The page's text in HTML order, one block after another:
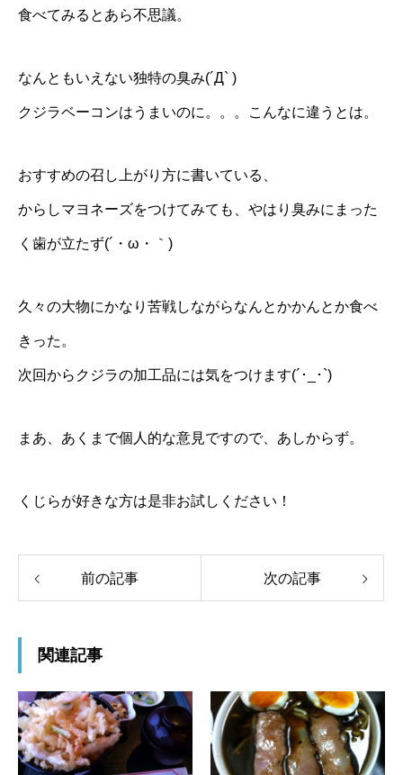
食べてみるとあら不思議。
なんともいえない独特の臭み(´Д` )
クジラベーコンはうまいのに。。。こんなに違うとは。
おすすめの召し上がり方に書いている、
からしマヨネーズをつけてみても、やはり臭みにまった
く歯が立たず(´・ω・｀)
久々の大物にかなり苦戦しながらなんとかかんとか食べ
きった。
次回からクジラの加工品には気をつけます(´･_･`)
まあ、あくまで個人的な意見ですので、あしからず。
くじらが好きな方は是非お試しください！
前の記事 次の記事
関連記事